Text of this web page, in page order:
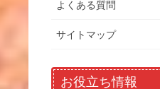
よくある質問
サイトマップ
お役立ち情報